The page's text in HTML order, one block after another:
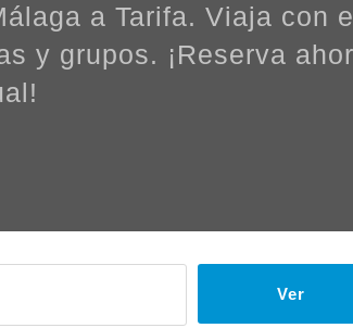
a Tarifa. Viaja con
y grupos. ¡Reserva
Ver